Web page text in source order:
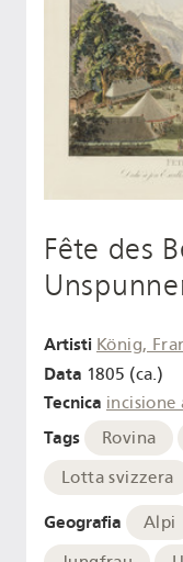
Fête des
Artisti König,
Data 1805 (ca.)
Tecnica
Tags Rovina
Lotta svizzera
Geografia Alpi